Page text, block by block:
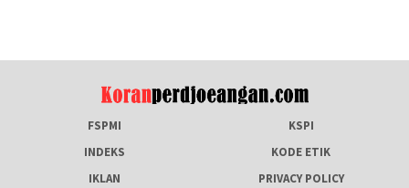
FSPMI
KSPI
INDEKS
KODE ETIK
IKLAN
PRIVACY POLICY